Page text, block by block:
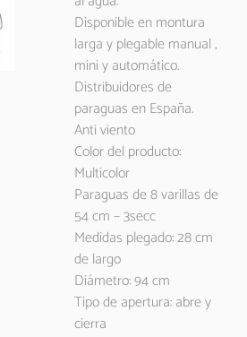
Disponible en montura
larga y plegable manual ,
mini y automático.
Distribuidores de
paraguas en España.
Anti viento
Color del producto:
Multicolor
Paraguas de 8 varillas de
54 cm – 3secc
Medidas plegado: 28 cm
de largo
Diámetro: 94 cm
Tipo de apertura: abre y
cierra